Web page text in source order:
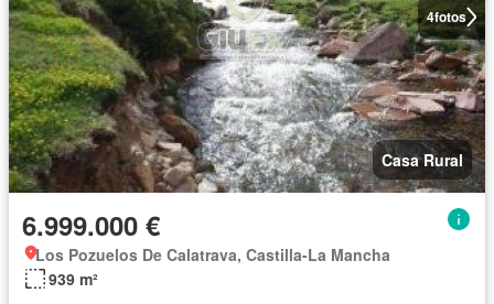
4fotos
Casa Rural
6.999.000 €
Los Pozuelos De Calatrava, Castilla-La Mancha
939 m²